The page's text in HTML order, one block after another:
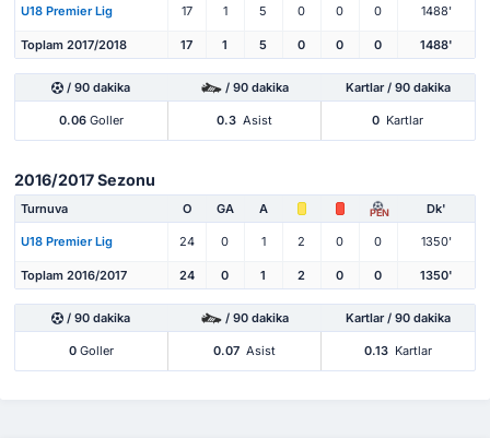
U18 Premier Lig 17 1 5 0 0 0 1488'
Toplam 2017/2018 17 1 5 0 0 0 1488'
/ 90 dakika / 90 dakika Kartlar / 90 dakika
0.06Goller 0.3 Asist 0 Kartlar
2016/2017 Sezonu
Turnuva O GA A PEN Dk'
U18 Premier Lig 24 0 1 2 0 0 1350'
Toplam 2016/2017 24 0 1 2 0 0 1350'
/ 90 dakika / 90 dakika Kartlar / 90 dakika
0Goller 0.07 Asist 0.13 Kartlar